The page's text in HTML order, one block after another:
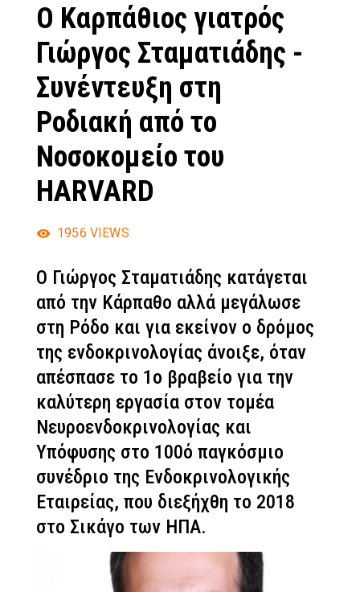
Ο Καρπάθιος γιατρός
Γιώργος Σταματιάδης -
Συνέντευξη στη
Ροδιακή από το
Νοσοκομείο του
HARVARD
1956 VIEWS
Ο Γιώργος Σταματιάδης κατάγεται
από την Κάρπαθο αλλά μεγάλωσε
στη Ρόδο και για εκείνον ο δρόμος
της ενδοκρινολογίας άνοιξε, όταν
απέσπασε το 1ο βραβείο για την
καλύτερη εργασία στον τομέα
Νευροενδοκρινολογίας και
Υπόφυσης στο 100ό παγκόσμιο
συνέδριο της Ενδοκρινολογικής
Εταιρείας, που διεξήχθη το 2018
στο Σικάγο των ΗΠΑ.